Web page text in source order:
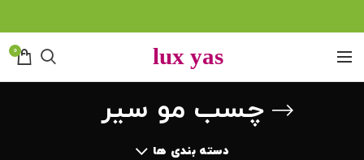
0
چسب مو سیر
دسته بندی ها